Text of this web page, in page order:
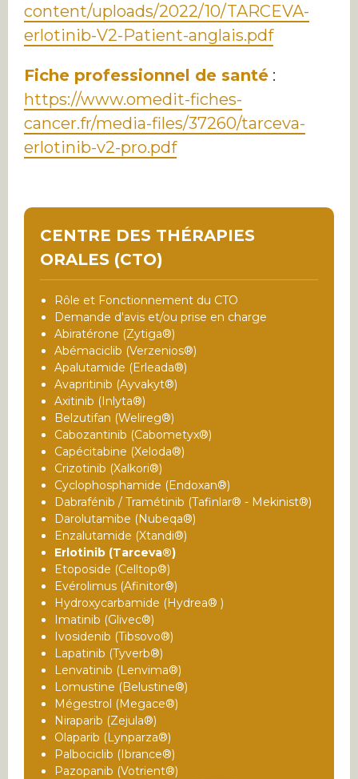
CENTRE DES THÉRAPIES
ORALES (CTO)
Rôle et Fonctionnement du CTO
Demande d'avis et/ou prise en charge
Abiratérone (Zytiga®)
Abémaciclib (Verzenios®)
Apalutamide (Erleada®)
Avapritinib (Ayvakyt®)
Axitinib (Inlyta®)
Belzutifan (Welireg®)
Cabozantinib (Cabometyx®)
Capécitabine (Xeloda®)
Crizotinib (Xalkori®)
Cyclophosphamide (Endoxan®)
Dabrafénib / Tramétinib (Tafinlar® - Mekinist®)
Darolutamibe (Nubeqa®)
Enzalutamide (Xtandi®)
Erlotinib (Tarceva®)
Etoposide (Celltop®)
Evérolimus (Afinitor®)
Hydroxycarbamide (Hydrea® )
Imatinib (Glivec®)
Ivosidenib (Tibsovo®)
Lapatinib (Tyverb®)
Lenvatinib (Lenvima®)
Lomustine (Belustine®)
Mégestrol (Megace®)
Niraparib (Zejula®)
Olaparib (Lynparza®)
Palbociclib (Ibrance®)
Pazopanib (Votrient®)
content/uploads/2022/10/TARCEVA-
erlotinib-V2-Patient-anglais.pdf
Fiche professionnel de santé :
https://www.omedit-fiches-
cancer.fr/media-files/37260/tarceva-
erlotinib-v2-pro.pdf